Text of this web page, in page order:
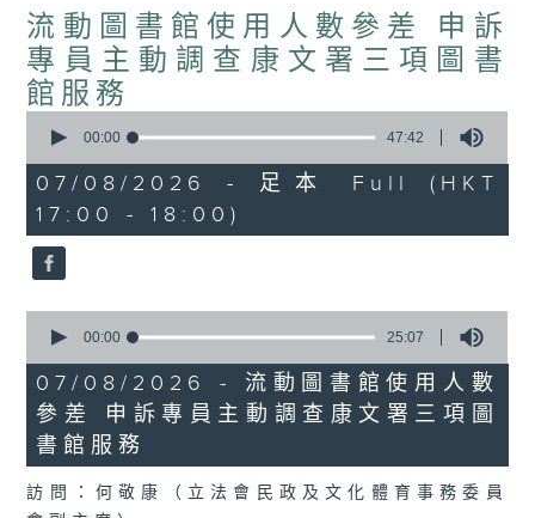
流動圖書館使用人數參差 申訴
專員主動調查康文署三項圖書
館服務
seconds
47
minutes,
42
seconds
00:00 47:42
07/08/2026 - 足本 Full (HKT
17:00 - 18:00)
seconds
25
minutes,
7
seconds
00:00 25:07
07/08/2026 - 流動圖書館使用人數
參差 申訴專員主動調查康文署三項圖
書館服務
訪問：何敬康（立法會民政及文化體育事務委員